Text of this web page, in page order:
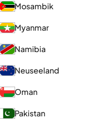
Mosambik
Myanmar
Namibia
Neuseeland
Oman
Pakistan